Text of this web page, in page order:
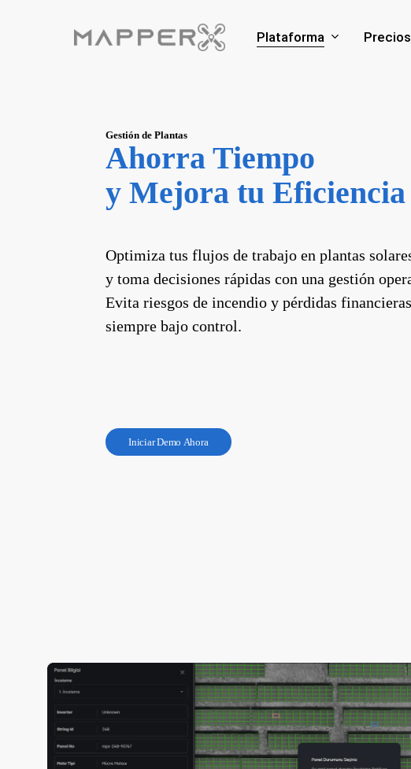
Plataforma Precios
Gestión de Plantas
Ahorra Tiempo
y Mejora tu
Optimiza tus flujos de trabajo en plantas
y toma decisiones rápidas con una gestión
Evita riesgos de incendio y pérdidas
siempre bajo control.
IniciarDemo Ahora